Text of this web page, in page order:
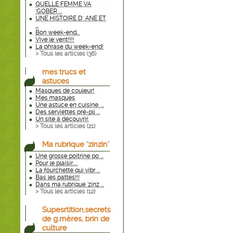
QUELLE FEMME VA
'GOBER ...
UNE HISTOIRE D' ANE ET
...
Bon week-end...
Vive le vent!!!!
La phrase du week-end!
> Tous les articles (36)
mes trucs et
astuces
Masques de couleur!
Mes masques
Une astuce en cuisine. ...
Des serviettes pré-pli ...
Un site à découvrir.
> Tous les articles (21)
Ma rubrique "zinzin"
Une grosse poitrine po ...
Pour le plaisir.....
La fourchette qui vibr ...
Bas les pattes!!!
Dans ma rubrique 'zinz ...
> Tous les articles (12)
Supesrtition,secrets
de g.mères, brin de
culture